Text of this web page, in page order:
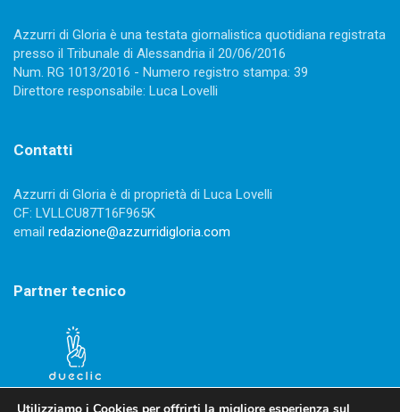
Azzurri di Gloria è una testata giornalistica quotidiana registrata
presso il Tribunale di Alessandria il 20/06/2016
Num. RG 1013/2016 - Numero registro stampa: 39
Direttore responsabile: Luca Lovelli
Contatti
Azzurri di Gloria è di proprietà di Luca Lovelli
CF: LVLLCU87T16F965K
email redazione@azzurridigloria.com
Partner tecnico